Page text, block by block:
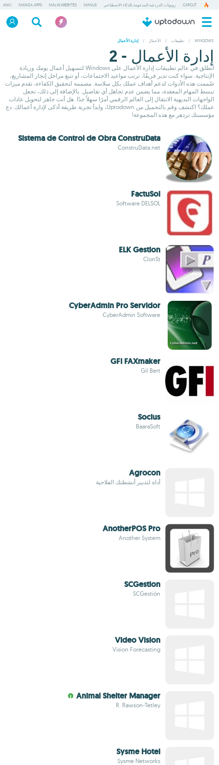
CAPCUT روبوتات الدردشة المدعومة بالذكاء الاصطناعي MANUS
MALWAREBYTES
MANGA APPS
ANKI
WINDOWS
/ تطبيقات / الأعمال / إدارة الأعمال
إدارة الأعمال - 2
انطلق في عالم تطبيقات إدارة الأعمال على Windows لتسهيل أعمال يومك وزيادة
الإنتاجية. سواء كنت تدير فريقًا، ترتب مواعيد الاجتماعات، أو تتبع مراحل إنجاز المشاريع،
صُممت هذه الأدوات لدعم أهداف عملك بكل سلاسة. مصممة لتحقيق الكفاءة، تقدم ميزات
تبسط المهام المعقدة، مما يضمن عدم تجاهل أي تفاصيل. بالإضافة إلى ذلك، تجعل
الواجهات البديهية الانتقال إلى العالم الرقمي أمرًا سهلاً جدًا. هل أنت جاهز لتحويل عادات
عملك؟ اكتشف وقم بالتحميل من Uptodown، وابدأ تجربة طريقة أذكى لإدارة أعمالك. دع
مؤسستك تزدهر مع هذه المجموعة!
Sistema de Control de Obra ConstruData
ConstruData.net
FactuSol
Software DELSOL
ELK Gestion
ClonSt
CyberAdmin Pro Servidor
CyberAdmin Software
GFI FAXmaker
Gil Bert
Socius
BaaraSoft
Agrocon
أداة لتدبير أنشطتك الفلاحية
AnotherPOS Pro
Another System
SCGestion
SCGestión
Video Vision
Vision Forecasting
Animal Shelter Manager
R. Rawson-Tetley
Sysme Hotel
Sysme Networks